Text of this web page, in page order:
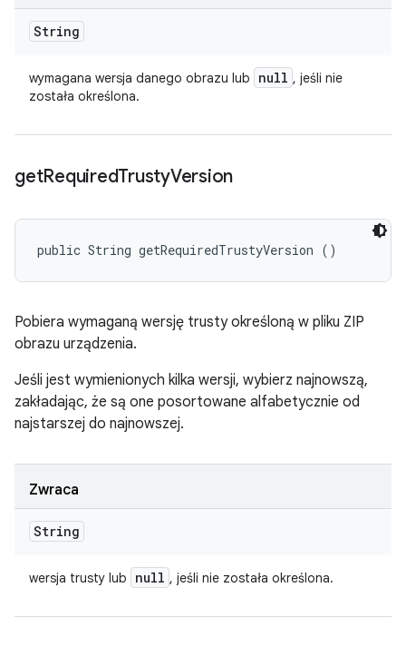
String
wymagana wersja danego obrazu lub null , jeśli nie
została określona.
getRequiredTrustyVersion
public String getRequiredTrustyVersion ()
Pobiera wymaganą wersję trusty określoną w pliku ZIP
obrazu urządzenia.
Jeśli jest wymienionych kilka wersji, wybierz najnowszą,
zakładając, że są one posortowane alfabetycznie od
najstarszej do najnowszej.
Zwraca
String
wersja trusty lub null , jeśli nie została określona.